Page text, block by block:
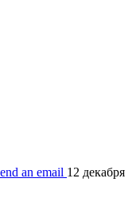
an email 12 декабря